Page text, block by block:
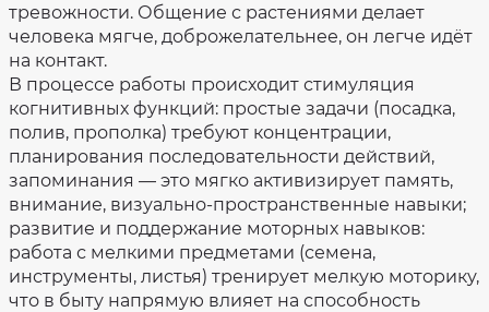
Специальная
оценка
условий
Попечительский
совет
учреждения
Доступная
среда
Результаты
оценки
на
сайте
bus.gov.ru
форме
Количество
мест
учреждении
тревожности. Общение с растениями делает
человека мягче, доброжелательнее, он легче идёт
на контакт.
В процессе работы происходит стимуляция
когнитивных функций: простые задачи (посадка,
полив, прополка) требуют концентрации,
планирования последовательности действий,
запоминания — это мягко активизирует память,
внимание, визуально-пространственные навыки;
развитие и поддержание моторных навыков:
работа с мелкими предметами (семена,
инструменты, листья) тренирует мелкую моторику,
что в быту напрямую влияет на способность